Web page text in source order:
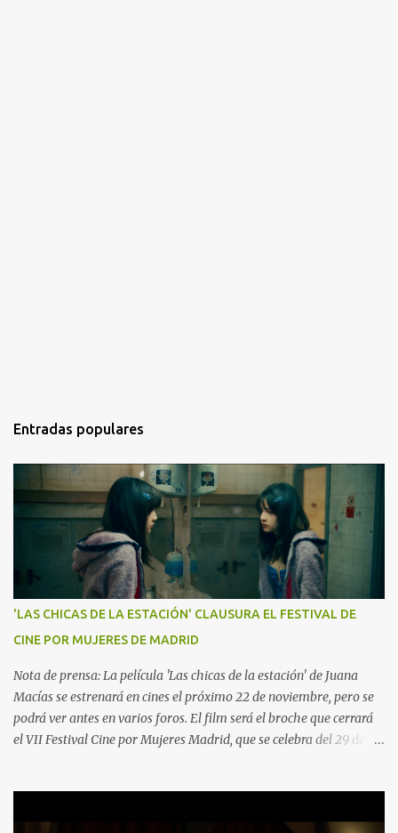
Entradas populares
'LAS CHICAS DE LA ESTACIÓN' CLAUSURA EL FESTIVAL DE
CINE POR MUJERES DE MADRID
Nota de prensa: La película 'Las chicas de la estación' de Juana
Macías se estrenará en cines el próximo 22 de noviembre, pero se
podrá ver antes en varios foros. El film será el broche que cerrará
el VII Festival Cine por Mujeres Madrid, que se celebra del 29 de
de visibilizar el trabajo de las directoras y busca impulsar la